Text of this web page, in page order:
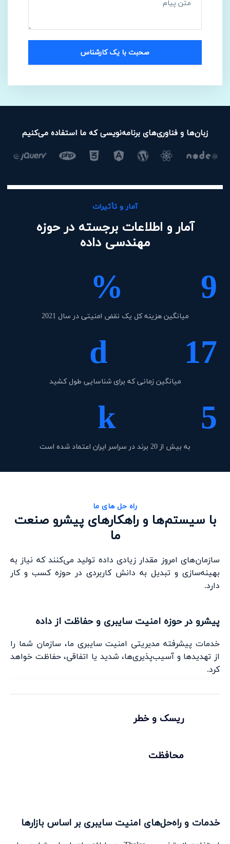
زبان‌ها و فناوری‌های برنامه‌نویسی که ما استفاده می‌کنیم
آمار و تأثیرات
آمار و اطلاعات برجسته در حوزه
مهندسی داده
میانگین هزینه کل یک نقض امنیتی در سال 2021
9
%
میانگین زمانی که برای شناسایی طول کشید
17
d
به بیش از 20 برند در سراسر ایران اعتماد شده است
5
k
راه حل های ما
با سیستم‌ها و راهکارهای پیشرو صنعت
ما
سازمان‌های امروز مقدار زیادی داده تولید می‌کنند که نیاز به
بهینه‌سازی و تبدیل به دانش کاربردی در حوزه کسب و کار
دارد.
پیشرو در حوزه امنیت سایبری و حفاظت از داده
خدمات پیشرفته مدیریتی امنیت سایبری ما، سازمان شما را
از تهدیدها و آسیب‌پذیری‌ها، شدید یا اتفاقی، حفاظت خواهد
کرد.
ریسک و خطر
محافظت
خدمات و راه‌حل‌های امنیت سایبری بر اساس بازارها